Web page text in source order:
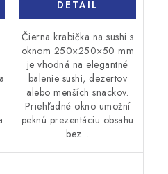
DETAIL
Čierna krabička na sushi s
oknom 250×250×50 mm
je vhodná na elegantné
balenie sushi, dezertov
alebo menších snackov.
Priehľadné okno umožní
peknú prezentáciu obsahu
bez...